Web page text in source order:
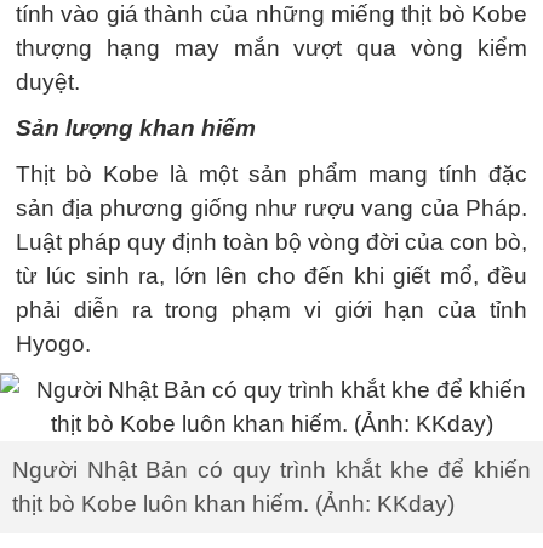
tính vào giá thành của những miếng thịt bò Kobe
thượng hạng may mắn vượt qua vòng kiểm
duyệt.
Sản lượng khan hiếm
Thịt bò Kobe là một sản phẩm mang tính đặc
sản địa phương giống như rượu vang của Pháp.
Luật pháp quy định toàn bộ vòng đời của con bò,
từ lúc sinh ra, lớn lên cho đến khi giết mổ, đều
phải diễn ra trong phạm vi giới hạn của tỉnh
Hyogo.
Người Nhật Bản có quy trình khắt khe để khiến
thịt bò Kobe luôn khan hiếm. (Ảnh: KKday)